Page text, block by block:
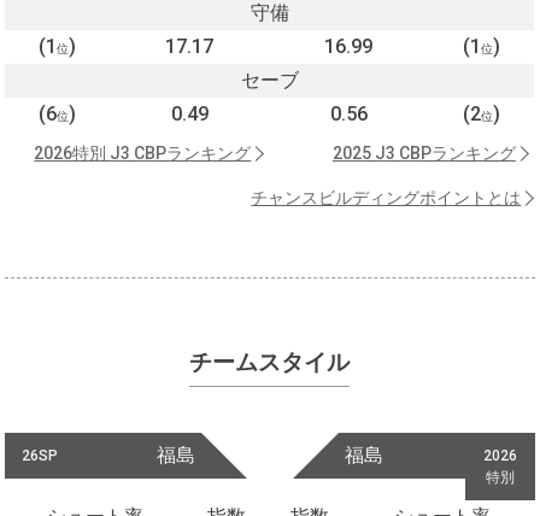
守備
(1位) 17.17 16.99 (1 位)
セーブ
(6位) 0.49 0.56 (2位)
2026特別 J3 CBPランキング 2025 J3 CBPランキング
チャンスビルディングポイントとは
チームスタイル
26SP 福島
2026
特別
福島